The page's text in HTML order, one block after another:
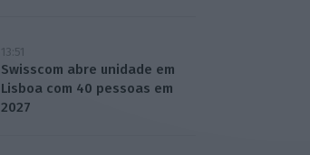
13:51
Swisscom abre unidade em
Lisboa com 40 pessoas em
2027